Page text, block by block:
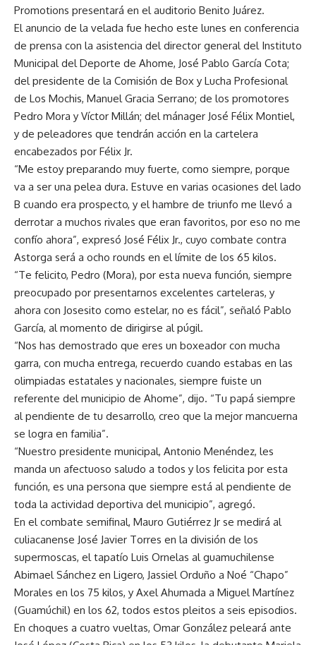
Promotions presentará en el auditorio Benito Juárez.
El anuncio de la velada fue hecho este lunes en conferencia
de prensa con la asistencia del director general del Instituto
Municipal del Deporte de Ahome, José Pablo García Cota;
del presidente de la Comisión de Box y Lucha Profesional
de Los Mochis, Manuel Gracia Serrano; de los promotores
Pedro Mora y Víctor Millán; del mánager José Félix Montiel,
y de peleadores que tendrán acción en la cartelera
encabezados por Félix Jr.
“Me estoy preparando muy fuerte, como siempre, porque
va a ser una pelea dura. Estuve en varias ocasiones del lado
B cuando era prospecto, y el hambre de triunfo me llevó a
derrotar a muchos rivales que eran favoritos, por eso no me
confío ahora”, expresó José Félix Jr., cuyo combate contra
Astorga será a ocho rounds en el límite de los 65 kilos.
“Te felicito, Pedro (Mora), por esta nueva función, siempre
preocupado por presentarnos excelentes carteleras, y
ahora con Josesito como estelar, no es fácil”, señaló Pablo
García, al momento de dirigirse al púgil.
“Nos has demostrado que eres un boxeador con mucha
garra, con mucha entrega, recuerdo cuando estabas en las
olimpiadas estatales y nacionales, siempre fuiste un
referente del municipio de Ahome”, dijo. “Tu papá siempre
al pendiente de tu desarrollo, creo que la mejor mancuerna
se logra en familia”.
“Nuestro presidente municipal, Antonio Menéndez, les
manda un afectuoso saludo a todos y los felicita por esta
función, es una persona que siempre está al pendiente de
toda la actividad deportiva del municipio”, agregó.
En el combate semifinal, Mauro Gutiérrez Jr se medirá al
culiacanense José Javier Torres en la división de los
supermoscas, el tapatío Luis Ornelas al guamuchilense
Abimael Sánchez en Ligero, Jassiel Orduño a Noé “Chapo”
Morales en los 75 kilos, y Axel Ahumada a Miguel Martínez
(Guamúchil) en los 62, todos estos pleitos a seis episodios.
En choques a cuatro vueltas, Omar González peleará ante